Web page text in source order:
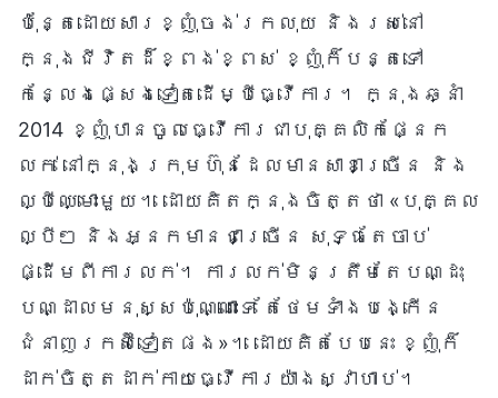
ប៉ុន្តែដោយសារខ្ញុំចង់រកលុយ និងរស់នៅ
ក្នុងជីវិតដ៏ខ្ពង់ខ្ពស់ ខ្ញុំក៏បន្តទៅ
កន្លែងផ្សេងទៀតដើម្បីធ្វើការ។ ក្នុងឆ្នាំ
2014 ខ្ញុំបានចូលធ្វើការជាបុគ្គលិកផ្នែក
លក់ នៅក្នុងក្រុមហ៊ុនដែលមានសាខាច្រើន និង
ល្បីឈ្មោះមួយ។ ដោយគិតក្នុងចិត្តថា «បុគ្គល
ល្បីៗ និងអ្នកមានជាច្រើន សុទ្ធតែចាប់
ផ្ដើមពីការលក់។ ការលក់មិនត្រឹមតែបណ្ដុះ
បណ្ដាលមនុស្សប៉ុណ្ណោះទេ តែថែមទាំងបង្កើន
ជំនាញរកស៊ីទៀតផង»។ ដោយគិតបែបនេះ ខ្ញុំក៏
ដាក់ចិត្តដាក់កាយធ្វើការយ៉ាងស្វាហាប់។